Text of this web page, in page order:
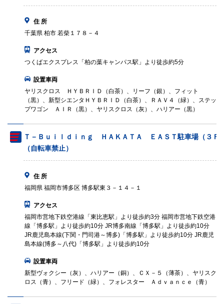
住 所
千葉県 柏市 若柴１７８－４
アクセス
つくばエクスプレス「柏の葉キャンパス駅」より徒歩約5分
設置車両
ヤリスクロス ＨＹＢＲＩＤ（白茶）、リーフ（銀）、フィット
（黒）、新型シエンタＨＹＢＲＩＤ（白茶）、ＲＡＶ４（緑）、ステッ
プワゴン ＡＩＲ（黒）、ヤリスクロス（灰）、ハリアー（黒）
Ｔ－Ｂｕｉｌｄｉｎｇ ＨＡＫＡＴＡ ＥＡＳＴ駐車場（３Ｆ
（自転車禁止）
住 所
福岡県 福岡市博多区 博多駅東３－１４－１
アクセス
福岡市営地下鉄空港線「東比恵駅」より徒歩約3分 福岡市営地下鉄空港
線「博多駅」より徒歩約10分 JR博多南線「博多駅」より徒歩約10分
JR鹿児島本線(下関・門司港～博多)「博多駅」より徒歩約10分 JR鹿児
島本線(博多～八代)「博多駅」より徒歩約10分
設置車両
新型ヴォクシー（灰）、ハリアー（銅）、ＣＸ－５（薄茶）、ヤリスク
ロス（青）、フリード（緑）、フォレスター Ａｄｖａｎｃｅ（青）